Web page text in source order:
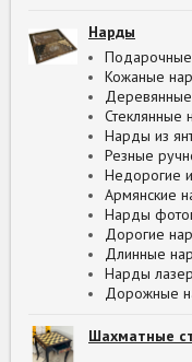
Нарды
Кожаные
Стеклянные
Нарды из
Резные
Недорогие
Армянские
Нарды
Дорогие
Длинные
Нарды
Дорожные
Шахматные